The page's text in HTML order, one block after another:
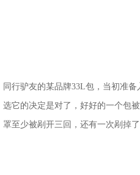
同行驴友的某品牌33L包，当初准
选它的决定是对了，好好的一个包
罩至少被剐开三回，还有一次剐掉